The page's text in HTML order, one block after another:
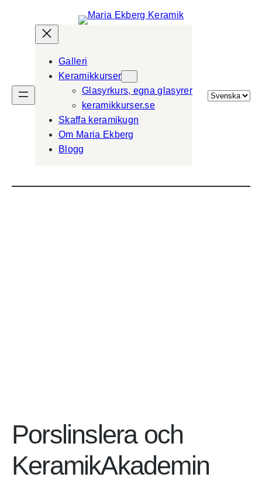
Galleri
Keramikkurser
Glasyrkurs, egna glasyrer
keramikkurser.se
Skaffa keramikugn
Om Maria Ekberg
Blogg
Välj
Porslinslera och
KeramikAkademin